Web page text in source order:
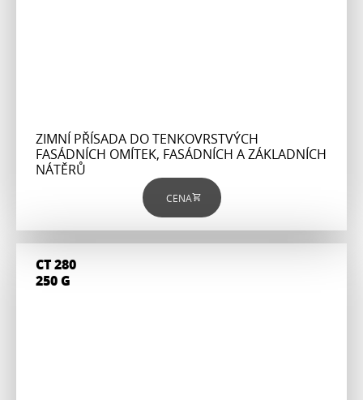
ZIMNÍ PŘÍSADA DO TENKOVRSTVÝCH
FASÁDNÍCH OMÍTEK, FASÁDNÍCH A ZÁKLADNÍCH
NÁTĚRŮ
CENA
CT 280
250 G